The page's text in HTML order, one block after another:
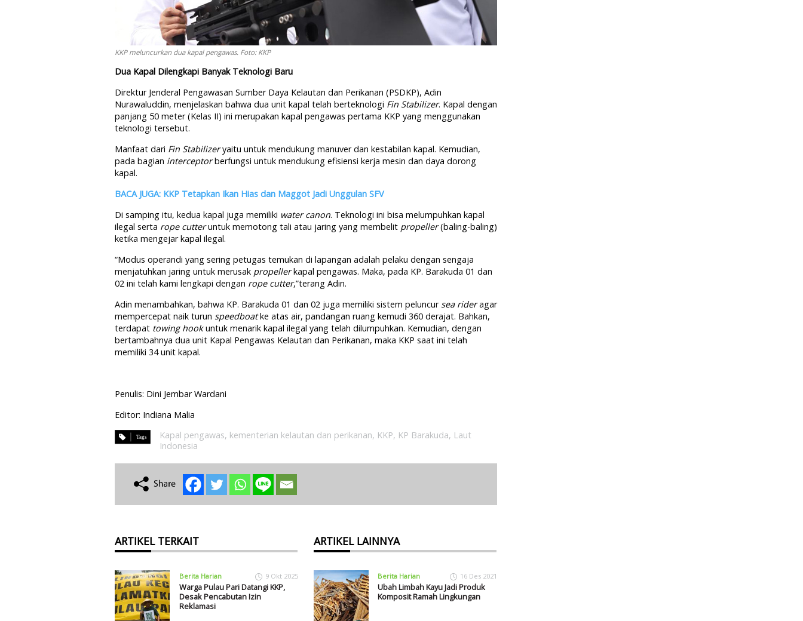
KKP meluncurkan dua kapal pengawas. Foto: KKP
Dua Kapal Dilengkapi Banyak Teknologi Baru
Direktur Jenderal Pengawasan Sumber Daya Kelautan dan Perikanan (PSDKP), Adin
Nurawaluddin, menjelaskan bahwa dua unit kapal telah berteknologi Fin Stabilizer. Kapal dengan
panjang 50 meter (Kelas II) ini merupakan kapal pengawas pertama KKP yang menggunakan
teknologi tersebut.
Manfaat dari Fin Stabilizeryaitu untuk mendukung manuver dan kestabilan kapal. Kemudian,
pada bagian interceptorberfungsi untuk mendukung efisiensi kerja mesin dan daya dorong
kapal.
BACA JUGA: KKP Tetapkan Ikan Hias dan Maggot Jadi Unggulan SFV
Di samping itu, kedua kapal juga memiliki water canon. Teknologi ini bisa melumpuhkan kapal
ilegal serta rope cutteruntuk memotong tali atau jaring yang membelit propeller(baling-baling)
ketika mengejar kapal ilegal.
“Modus operandi yang sering petugas temukan di lapangan adalah pelaku dengan sengaja
menjatuhkan jaring untuk merusak propellerkapal pengawas. Maka, pada KP. Barakuda 01 dan
02 ini telah kami lengkapi dengan rope cutter,”terang Adin.
Adin menambahkan, bahwa KP. Barakuda 01 dan 02 juga memiliki sistem peluncur sea rideragar
mempercepat naik turun speedboatke atas air, pandangan ruang kemudi 360 derajat. Bahkan,
terdapat towing hookuntuk menarik kapal ilegal yang telah dilumpuhkan. Kemudian, dengan
bertambahnya dua unit Kapal Pengawas Kelautan dan Perikanan, maka KKP saat ini telah
memiliki 34 unit kapal.
Penulis: Dini Jembar Wardani
Editor: Indiana Malia
Kapal pengawas, kementerian kelautan dan perikanan, KKP, KP Barakuda, Laut
Indonesia
ARTIKEL TERKAIT
Berita Harian 9 Okt 2025
Warga Pulau Pari Datangi KKP,
Desak Pencabutan Izin
Reklamasi
ARTIKEL LAINNYA
Berita Harian 16 Des 2021
Ubah Limbah Kayu Jadi Produk
Komposit Ramah Lingkungan